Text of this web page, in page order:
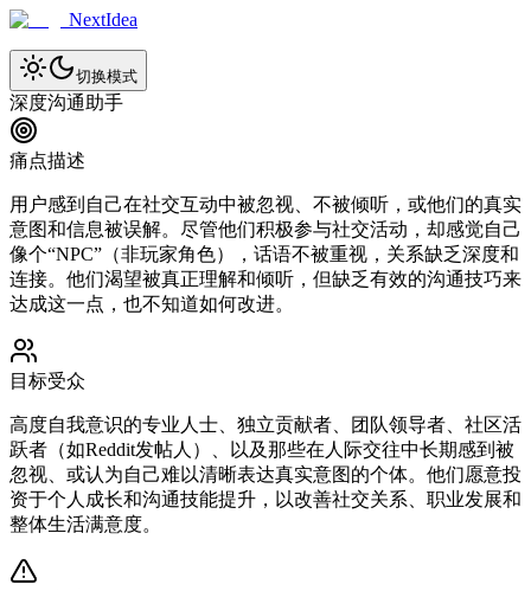
NextIdea
切换模式
深度沟通助手
痛点描述
用户感到自己在社交互动中被忽视、不被倾听，或他们的真实
意图和信息被误解。尽管他们积极参与社交活动，却感觉自己
像个“NPC”（非玩家角色），话语不被重视，关系缺乏深度和
连接。他们渴望被真正理解和倾听，但缺乏有效的沟通技巧来
达成这一点，也不知道如何改进。
目标受众
高度自我意识的专业人士、独立贡献者、团队领导者、社区活
跃者（如Reddit发帖人）、以及那些在人际交往中长期感到被
忽视、或认为自己难以清晰表达真实意图的个体。他们愿意投
资于个人成长和沟通技能提升，以改善社交关系、职业发展和
整体生活满意度。